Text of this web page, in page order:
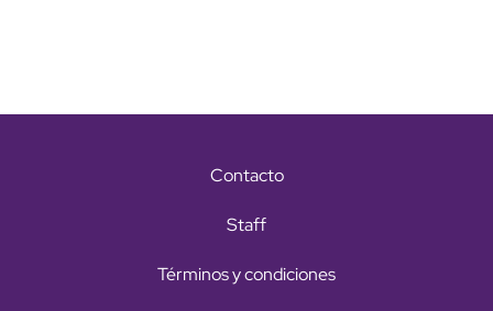
Contacto
Staff
Términos y condiciones